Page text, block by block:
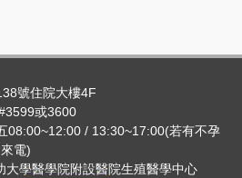
號住院大樓4F
或3600
08:00~12:00 / 13:30~17:00(若有不孕
電)
學醫學院附設醫院生殖醫學中心